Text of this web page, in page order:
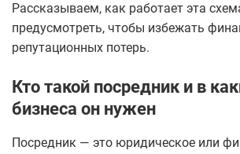
Рассказываем, как работает эта
предусмотреть, чтобы избежать
репутационных потерь.
Кто такой посредник и в
бизнеса он нужен
Посредник — это юридическое или